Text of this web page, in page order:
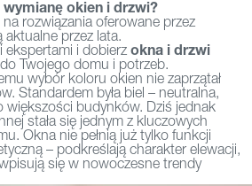
okien i drzwi?
rozwiązania oferowane przez
aktualne przez lata.
ekspertami i dobierz okna i drzwi
do Twojego domu i potrzeb.
wybór koloru okien nie zaprzątał
Standardem była biel – neutralna,
większości budynków. Dziś jednak
stała się jednym z kluczowych
Okna nie pełnią już tylko funkcji
– podkreślają charakter elewacji,
się w nowoczesne trendy